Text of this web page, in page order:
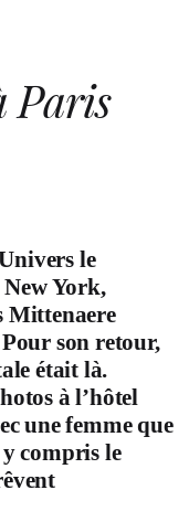
Paris
le
York,
Mittenaere
son retour,
était là.
à l’hôtel
une femme que
compris le